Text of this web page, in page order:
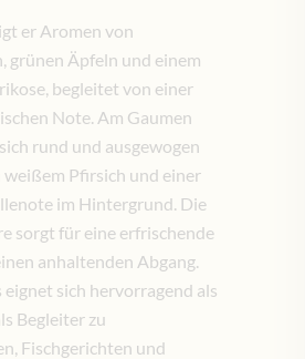
er Aromen von
grünen Äpfeln und einem
begleitet von einer
Note. Am Gaumen
rund und ausgewogen
Pfirsich und einer
im Hintergrund. Die
sorgt für eine erfrischende
anhaltenden Abgang.
eignet sich hervorragend als
Begleiter zu
Fischgerichten und